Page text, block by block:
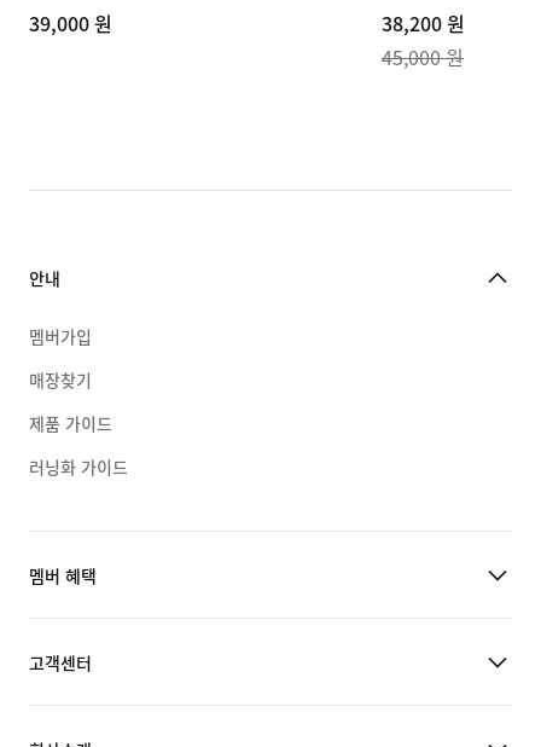
39,000
39,000 원
current
price
price
38,200 원
45,000 원
안내
멤버가입
매장찾기
제품 가이드
러닝화 가이드
멤버 혜택
고객센터